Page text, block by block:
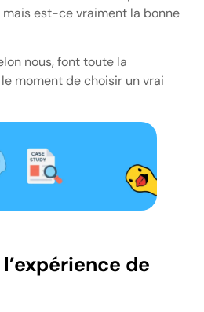
est-ce vraiment la bonne
nous, font toute la
moment de choisir un vrai
de